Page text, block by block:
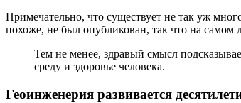
Примечательно, что существует не так уж
похоже, не был опубликован, так что на самом
Тем не менее, здравый смысл
среду и здоровье человека.
Геоинженерия развивается